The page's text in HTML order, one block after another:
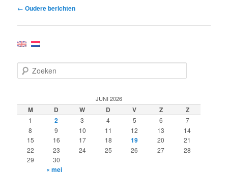
Bericht
← Oudere berichten
o
e
n
JUNI 2026
M D W D V Z Z
1 2 3 4 5 6
7
8
9 10 11 12 13
14
15
16 17 18 19 20
21
22
23 24 25 26 27
28
29
30
« mei